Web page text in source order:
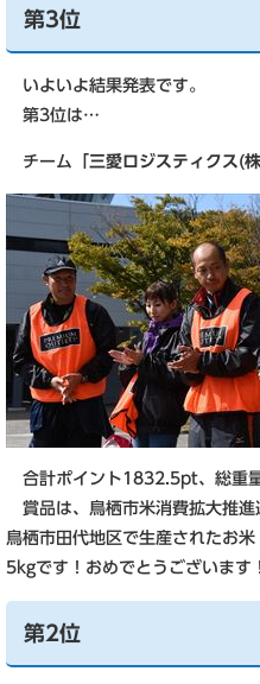
第3位
いよいよ結果発表です。
第3位は…
チーム 「三愛ロジスティクス(
合計ポイント1832.5pt、総重
賞品は、鳥栖市米消費拡大推進
鳥栖市田代地区で生産されたお
5kgです！おめでとうございます！
第2位